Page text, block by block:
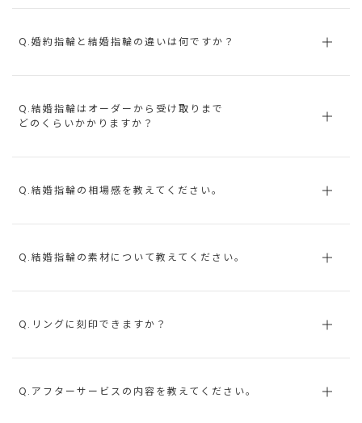
Q.婚約指輪と結婚指輪の違いは何ですか？
Q.結婚指輪はオーダーから受け取りまで
どのくらいかかりますか？
Q.結婚指輪の相場感を教えてください。
Q.結婚指輪の素材について教えてください。
Q.リングに刻印できますか？
Q.アフターサービスの内容を教えてください。